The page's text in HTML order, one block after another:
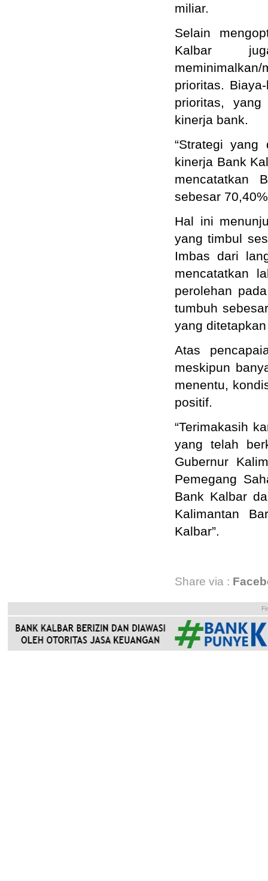
miliar.
Selain
Kalbar
prioritas.
prioritas,
kinerja bank.
“Strategi yang
kinerja Bank
mencatatkan
sebesar
Hal ini
yang timbul
Imbas dari
mencatatkan
perolehan
tumbuh
yang
Atas
meskipun
menentu,
positif.
“Terimakasih
yang telah
Gubernur
Pemegang
Bank Kalbar
Kalimantan
Kalbar”.
Share via :